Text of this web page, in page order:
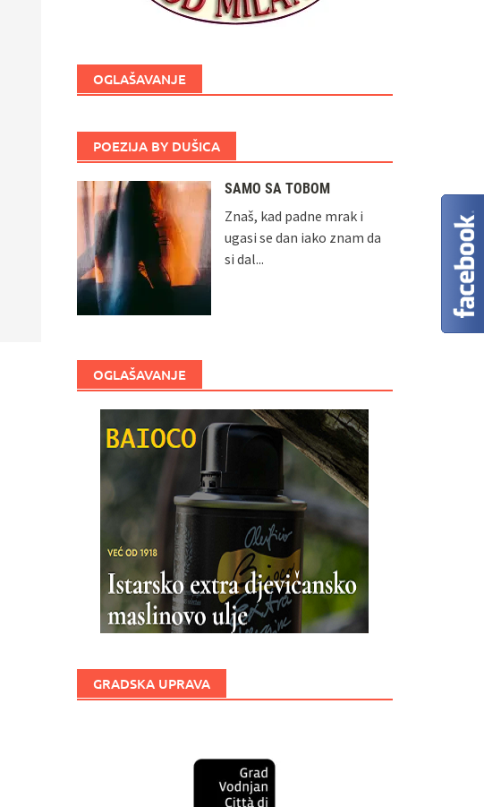
OGLAŠAVANJE
POEZIJA BY DUŠICA
SAMO SA TOBOM
Znaš, kad padne mrak i
ugasi se dan iako znam da
si dal...
OGLAŠAVANJE
GRADSKA UPRAVA